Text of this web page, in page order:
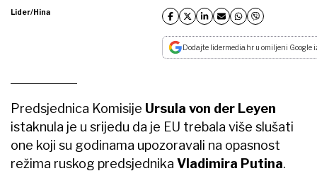
Lider/Hina
Dodajte lidermedia.hr u omiljeni Google
Predsjednica Komisije Ursula von der Leyen
istaknula je u srijedu da je EU trebala više slušati
one koji su godinama upozoravali na opasnost
režima ruskog predsjednika Vladimira Putina.